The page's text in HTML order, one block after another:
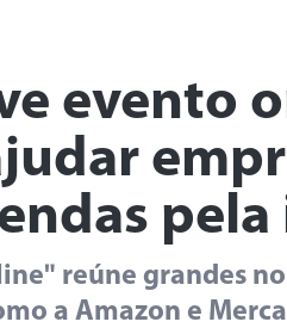
evento
reúne grandes
a Amazon e